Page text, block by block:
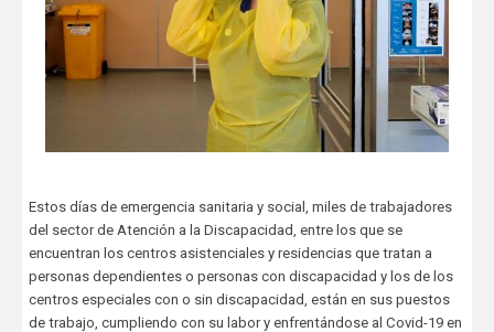
Estos días de emergencia sanitaria y social, miles de trabajadores
del sector de Atención a la Discapacidad, entre los que se
encuentran los centros asistenciales y residencias que tratan a
personas dependientes o personas con discapacidad y los de los
centros especiales con o sin discapacidad, están en sus puestos
de trabajo, cumpliendo con su labor y enfrentándose al Covid-19 en